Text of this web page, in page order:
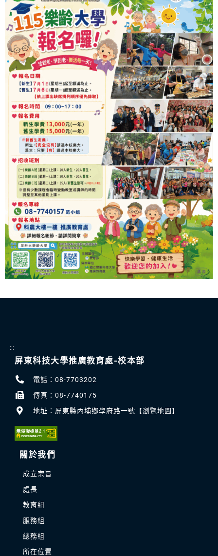
:::
屏東科技大學推廣教育處-校本部
電話：08-7703202
傳真：08-7740175
地址：屏東縣內埔鄉學府路一號【瀏覽地圖】
關於我們
成立宗旨
處長
教育組
服務組
總務組
所在位置